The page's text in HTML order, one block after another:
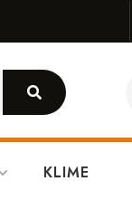
KLIME